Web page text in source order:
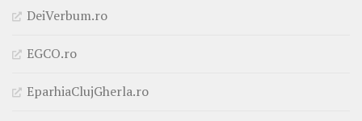
DeiVerbum.ro
EGCO.ro
EparhiaClujGherla.ro